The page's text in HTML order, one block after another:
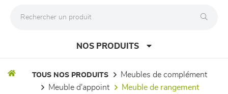
NOS PRODUITS
TOUS NOS PRODUITS
meubles de complément
meuble d'appoint
meuble de rangement